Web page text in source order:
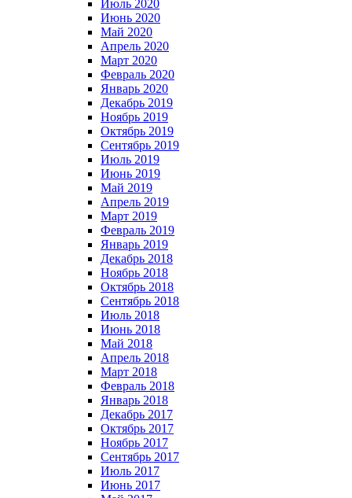
Июль 2020
Июнь 2020
Май 2020
Апрель 2020
Март 2020
Февраль 2020
Январь 2020
Декабрь 2019
Ноябрь 2019
Октябрь 2019
Сентябрь 2019
Июль 2019
Июнь 2019
Май 2019
Апрель 2019
Март 2019
Февраль 2019
Январь 2019
Декабрь 2018
Ноябрь 2018
Октябрь 2018
Сентябрь 2018
Июль 2018
Июнь 2018
Май 2018
Апрель 2018
Март 2018
Февраль 2018
Январь 2018
Декабрь 2017
Октябрь 2017
Ноябрь 2017
Сентябрь 2017
Июль 2017
Июнь 2017